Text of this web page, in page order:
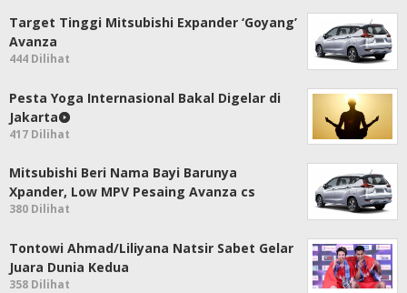
Target Tinggi Mitsubishi Expander ‘Goyang’
Avanza
444 Dilihat
Pesta Yoga Internasional Bakal Digelar di
Jakarta
417 Dilihat
Mitsubishi Beri Nama Bayi Barunya
Xpander, Low MPV Pesaing Avanza cs
380 Dilihat
Tontowi Ahmad/Liliyana Natsir Sabet Gelar
Juara Dunia Kedua
358 Dilihat